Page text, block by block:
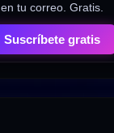
en tu correo. Gratis.
Suscríbete gratis